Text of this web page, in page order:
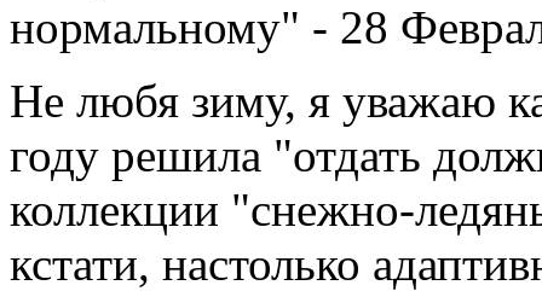
нормальному" - 28
Не любя зиму, я уважаю
году решила "отдать
коллекции "снежно-
кстати, настолько